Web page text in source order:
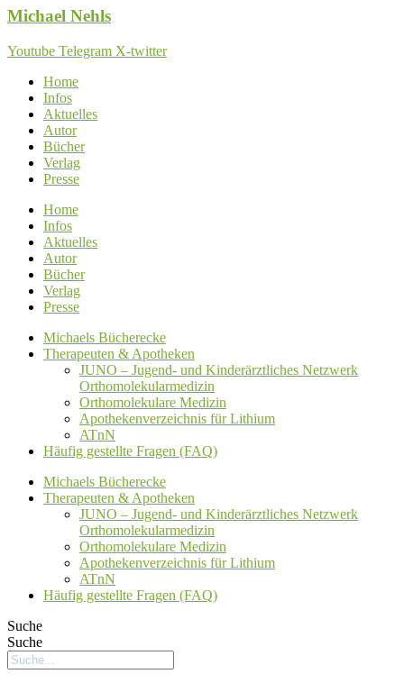
Michael Nehls
Youtube Telegram X-twitter
Home
Infos
Aktuelles
Autor
Bücher
Verlag
Presse
Home
Infos
Aktuelles
Autor
Bücher
Verlag
Presse
Michaels Bücherecke
Therapeuten & Apotheken
JUNO – Jugend- und Kinderärztliches Netzwerk
Orthomolekularmedizin
Orthomolekulare Medizin
Apothekenverzeichnis für Lithium
ATnN
Häufig gestellte Fragen (FAQ)
Michaels Bücherecke
Therapeuten & Apotheken
JUNO – Jugend- und Kinderärztliches Netzwerk
Orthomolekularmedizin
Orthomolekulare Medizin
Apothekenverzeichnis für Lithium
ATnN
Häufig gestellte Fragen (FAQ)
Suche
Suche